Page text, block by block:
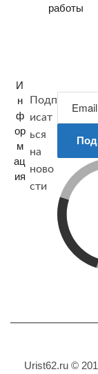
работы
И
н
ф
ор
м
ац
ия
Подп
исат
ься
на
ново
сти
Urist62.ru ©